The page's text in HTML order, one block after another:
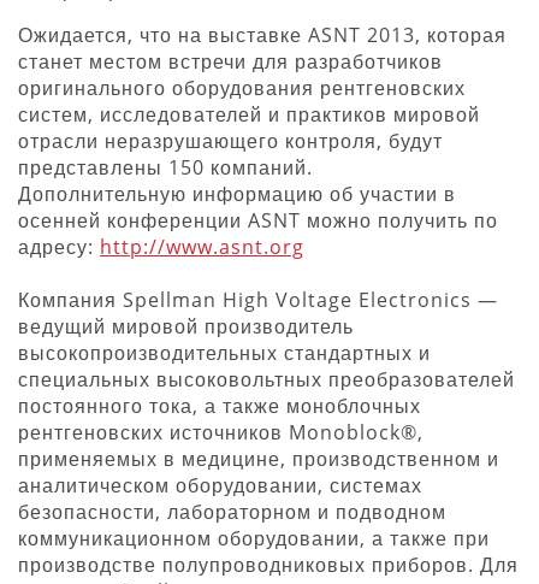
Ожидается, что на выставке ASNT 2013, которая
станет местом встречи для разработчиков
оригинального оборудования рентгеновских
систем, исследователей и практиков мировой
отрасли неразрушающего контроля, будут
представлены 150 компаний.
Дополнительную информацию об участии в
осенней конференции ASNT можно получить по
адресу: http://www.asnt.org
Компания Spellman High Voltage Electronics —
ведущий мировой производитель
высокопроизводительных стандартных и
специальных высоковольтных преобразователей
постоянного тока, а также моноблочных
рентгеновских источников Monoblock®,
применяемых в медицине, производственном и
аналитическом оборудовании, системах
безопасности, лабораторном и подводном
коммуникационном оборудовании, а также при
производстве полупроводниковых приборов. Для